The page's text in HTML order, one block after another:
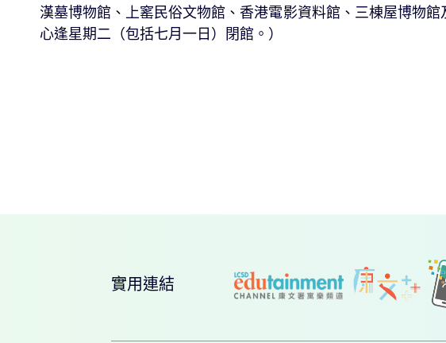
漢墓博物館、上窰民俗文物館、香港電影資料館、三棟屋博物
心逢星期二（包括七月一日）閉館。）
實用連結